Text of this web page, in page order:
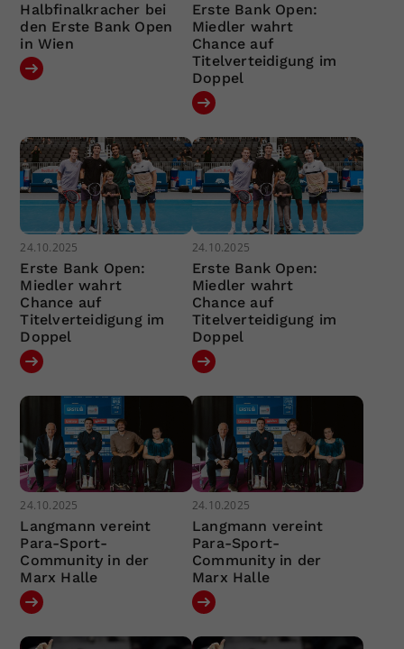
Halbfinalkracher bei
den Erste Bank Open
in Wien
Erste Bank Open:
Miedler wahrt
Chance auf
Titelverteidigung im
Doppel
24.10.2025
Erste Bank Open:
Miedler wahrt
Chance auf
Titelverteidigung im
Doppel
24.10.2025
Erste Bank Open:
Miedler wahrt
Chance auf
Titelverteidigung im
Doppel
24.10.2025
Langmann vereint
Para-Sport-
Community in der
Marx Halle
24.10.2025
Langmann vereint
Para-Sport-
Community in der
Marx Halle